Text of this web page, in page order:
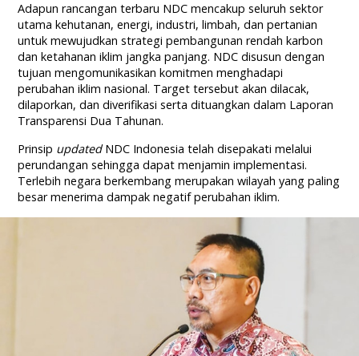
Adapun rancangan terbaru NDC mencakup seluruh sektor
utama kehutanan, energi, industri, limbah, dan pertanian
untuk mewujudkan strategi pembangunan rendah karbon
dan ketahanan iklim jangka panjang. NDC disusun dengan
tujuan mengomunikasikan komitmen menghadapi
perubahan iklim nasional. Target tersebut akan dilacak,
dilaporkan, dan diverifikasi serta dituangkan dalam Laporan
Transparensi Dua Tahunan.
Prinsip updatedNDC Indonesia telah disepakati melalui
perundangan sehingga dapat menjamin implementasi.
Terlebih negara berkembang merupakan wilayah yang paling
besar menerima dampak negatif perubahan iklim.